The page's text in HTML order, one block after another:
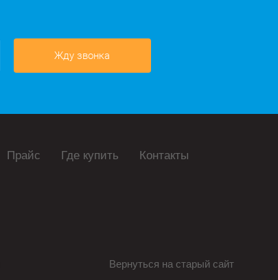
Жду звонка
Прайс Где купить Контакты
Вернуться на старый сайт